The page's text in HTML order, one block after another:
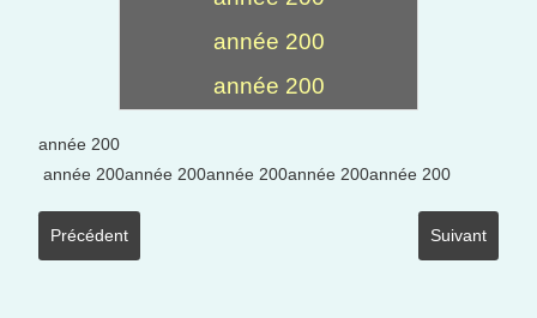
année 200
année 200
année 200
année 200année 200année 200année 200année 200
Article précédent : som 01 Sommaire général des randonnées
Précédent Article
Suivant